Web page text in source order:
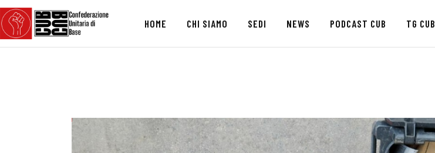
HOME CHI SIAMO SEDI NEWS PODCAST CUB TG CUB
HOME
CHI SIAMO
NEWS
PODCAST CUB